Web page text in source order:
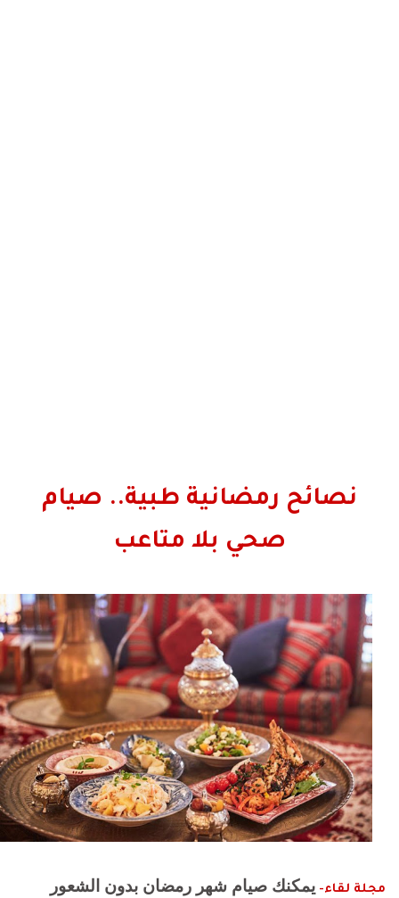
نصائح رمضانية طبية.. صيام
صحي بلا متاعب
مجلة لقاء-يمكنك صيام شهر رمضان بدون الشعور